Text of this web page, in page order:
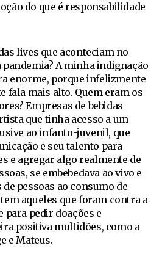
do que é responsabilidade
lives que aconteciam no
pandemia? A minha indignação
enorme, porque infelizmente
fala mais alto. Quem eram os
Empresas de bebidas
que tinha acesso a um
ao infanto-juvenil, que
e seu talento para
e agregar algo realmente de
se embebedava ao vivo e
pessoas ao consumo de
aqueles que foram contra a
para pedir doações e
positiva multidões, como a
e Mateus.